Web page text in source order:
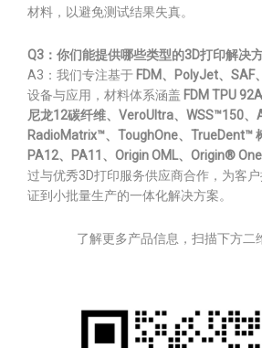
材料，以避免测试结果失真。
Q3：你们能提供哪些类型的3D打印解决
A3：我们专注基于 FDM、PolyJet、SAF
设备与应用，材料体系涵盖 FDM TPU
尼龙12碳纤维、VeroUltra、WSS™150、
RadioMatrix™、ToughOne、TrueDent™
PA12、PA11、Origin OML、Origin®
过与优秀3D打印服务供应商合作，为客
证到小批量生产的一体化解决方案。
了解更多产品信息，扫描下方二